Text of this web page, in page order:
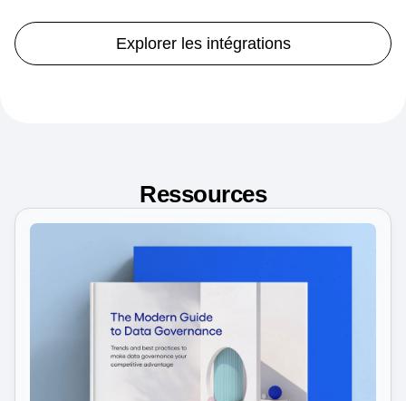
Explorer les intégrations
Ressources